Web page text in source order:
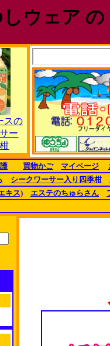
ウェア
スの
ー
買物かご マイページ
シークワーサー入り四季柑
キス)
エステのちゅらさん